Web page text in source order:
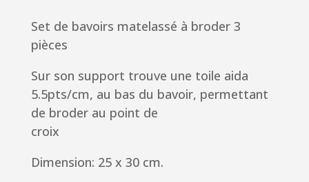
Set de bavoirs matelassé à broder 3
pièces
Sur son support trouve une toile aida
5.5pts/cm, au bas du bavoir, permettant
de broder au point de
croix
Dimension: 25 x 30 cm.